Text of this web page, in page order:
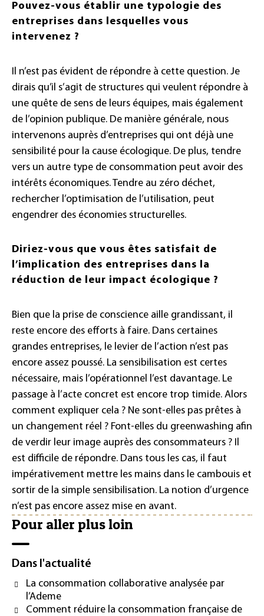
Pouvez-vous établir une typologie des
entreprises dans lesquelles vous
intervenez ?
Il n’est pas évident de répondre à cette question. Je
dirais qu’il s’agit de structures qui veulent répondre à
une quête de sens de leurs équipes, mais également
de l’opinion publique. De manière générale, nous
intervenons auprès d’entreprises qui ont déjà une
sensibilité pour la cause écologique. De plus, tendre
vers un autre type de consommation peut avoir des
intérêts économiques. Tendre au zéro déchet,
rechercher l’optimisation de l’utilisation, peut
engendrer des économies structurelles.
Diriez-vous que vous êtes satisfait de
l’implication des entreprises dans la
réduction de leur impact écologique ?
Bien que la prise de conscience aille grandissant, il
reste encore des efforts à faire. Dans certaines
grandes entreprises, le levier de l’action n’est pas
encore assez poussé. La sensibilisation est certes
nécessaire, mais l’opérationnel l’est davantage. Le
passage à l’acte concret est encore trop timide. Alors
comment expliquer cela ? Ne sont-elles pas prêtes à
un changement réel ? Font-elles du greenwashing afin
de verdir leur image auprès des consommateurs ? Il
est difficile de répondre. Dans tous les cas, il faut
impérativement mettre les mains dans le cambouis et
sortir de la simple sensibilisation. La notion d’urgence
n’est pas encore assez mise en avant.
Pour aller plus loin
Dans l'actualité
La consommation collaborative analysée par
l’Ademe
Comment réduire la consommation française de